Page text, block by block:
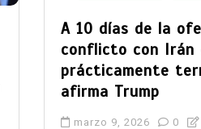
A 10 días de la
conflicto con Irán
prácticamente
afirma Trump
marzo 9, 2026 0